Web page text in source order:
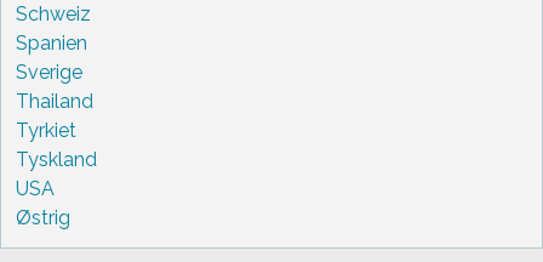
Schweiz
Spanien
Sverige
Thailand
Tyrkiet
Tyskland
USA
Østrig